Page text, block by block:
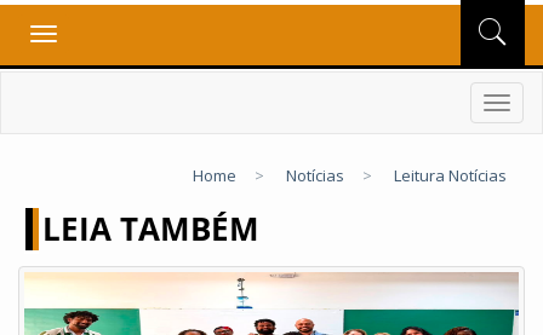
Toggle
navigation
Home > Notícias > Leitura Notícias
LEIA TAMBÉM